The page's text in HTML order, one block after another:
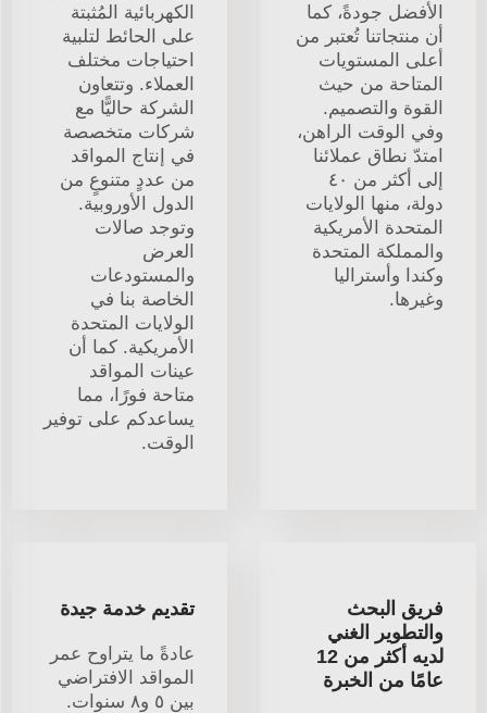
الأفضل جودةً، كما
أن منتجاتنا تُعتبر من
أعلى المستويات
المتاحة من حيث
القوة والتصميم.
وفي الوقت الراهن،
امتدّ نطاق عملائنا
إلى أكثر من ٤٠
دولة، منها الولايات
المتحدة الأمريكية
والمملكة المتحدة
وكندا وأستراليا
وغيرها.
الكهربائية المُثبتة
على الحائط لتلبية
احتياجات مختلف
العملاء. وتتعاون
الشركة حاليًّا مع
شركات متخصصة
في إنتاج المواقد
من عددٍ متنوعٍ من
الدول الأوروبية.
وتوجد صالات
العرض
والمستودعات
الخاصة بنا في
الولايات المتحدة
الأمريكية. كما أن
عينات المواقد
متاحة فورًا، مما
يساعدكم على توفير
الوقت.
فريق البحث
والتطوير الغني
لديه أكثر من 12
عامًا من الخبرة
تقديم خدمة جيدة
عادةً ما يتراوح عمر
المواقد الافتراضي
بين ٥ و٨ سنوات.